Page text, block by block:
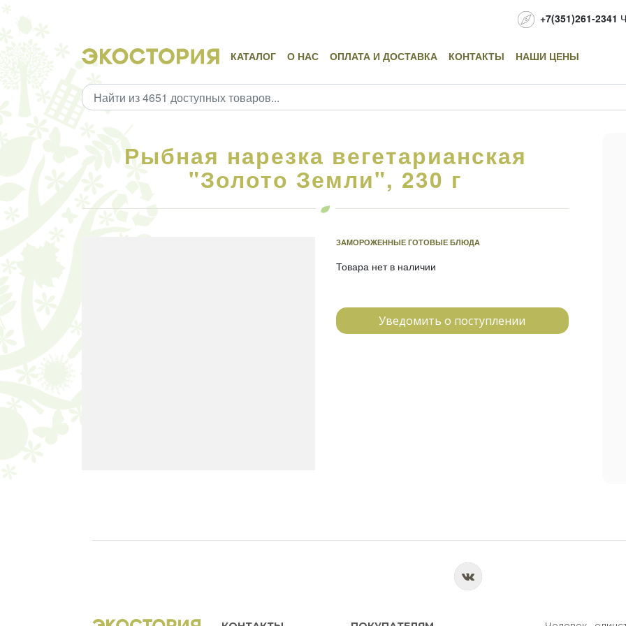
+7(351)261-2341
КАТАЛОГ О НАС ОПЛАТА И ДОСТАВКА КОНТАКТЫ НАШИ ЦЕНЫ
Рыбная нарезка вегетарианская
"Золото Земли", 230 г
ЗАМОРОЖЕННЫЕ ГОТОВЫЕ БЛЮДА
Товара нет в наличии
Уведомить о поступлении